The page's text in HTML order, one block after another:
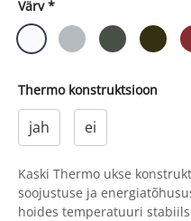
Värv *
Thermo konstruktsioon
jah ei
Kaski Thermo ukse
soojustuse ja
hoides temperatuuri